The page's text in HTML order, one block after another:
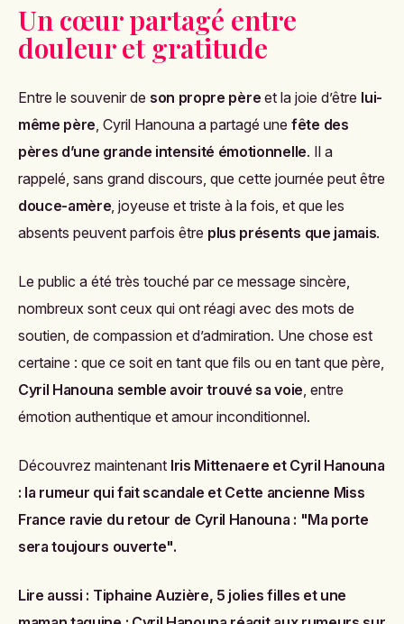
Un cœur partagé entre
douleur et gratitude
Entre le souvenir de son propre père et la joie d’être lui-
même père , Cyril Hanouna a partagé unefête des
pères d’une grande intensité émotionnelle. Il a
rappelé, sans grand discours, que cette journée peut être
douce-amère , joyeuse et triste à la fois, et que les
absents peuvent parfois être plus présents que jamais.
Le public a été très touché par ce message sincère,
nombreux sont ceux qui ont réagi avec des mots de
soutien, de compassion et d’admiration. Une chose est
certaine : que ce soit en tant que fils ou en tant que père,
Cyril Hanouna semble avoir trouvé sa voie , entre
émotion authentique et amour inconditionnel.
Découvrez maintenant Iris Mittenaere et Cyril Hanouna
: la rumeur qui fait scandale et Cette ancienne Miss
France ravie du retour de Cyril Hanouna : "Ma porte
sera toujours ouverte".
Lire aussi : Tiphaine Auzière, 5 jolies filles et une